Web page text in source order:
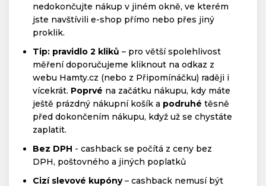
nedokončujte nákup v jiném okně, ve kterém
jste navštívili e-shop přímo nebo přes jiný
proklik.
Tip: pravidlo 2 kliků – pro větší spolehlivost
měření doporučujeme kliknout na odkaz z
webu Hamty.cz (nebo z Připomínáčku) raději i
vícekrát. Poprvé na začátku nákupu, kdy máte
ještě prázdný nákupní košík a podruhé těsně
před dokončením nákupu, když už se chystáte
zaplatit.
Bez DPH - cashback se počítá z ceny bez
DPH, poštovného a jiných poplatků
Cizí slevové kupóny– cashback nemusí být